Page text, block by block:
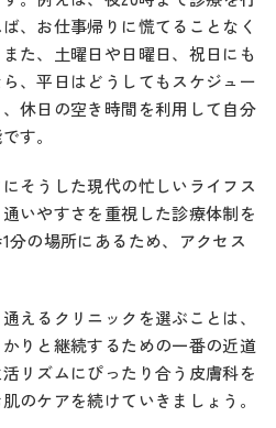
、お仕事帰りに慌てることなく
た、土曜日や日曜日、祝日にも
、平日はどうしてもスケジュー
休日の空き時間を利用して自分
す。
そうした現代の忙しいライフス
いやすさを重視した診療体制を
分の場所にあるため、アクセス
えるクリニックを選ぶことは、
りと継続するための一番の近道
リズムにぴったり合う皮膚科を
のケアを続けていきましょう。